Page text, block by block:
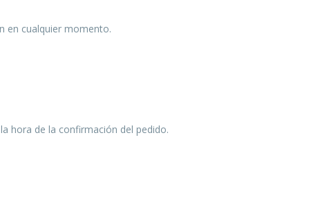
en cualquier momento.
hora de la confirmación del pedido.